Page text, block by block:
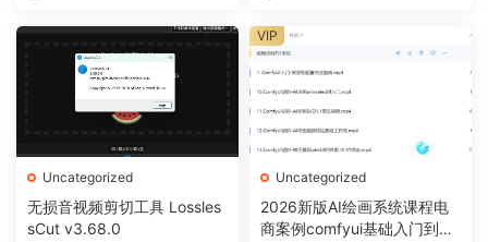
Uncategorized
无损音视频剪切工具 Lossles
sCut v3.68.0
Uncategorized
2026新版AI绘画系统课程电
商案例comfyui基础入门到精
VIP